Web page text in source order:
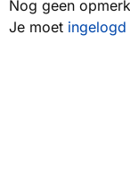
Nog geen
Je moet ingelogd